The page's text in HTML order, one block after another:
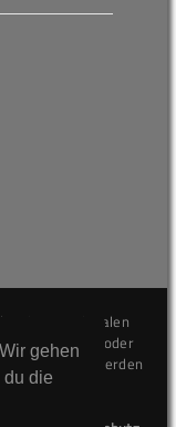
gehen
du die
internationalen
verändert oder
Verstöße werden